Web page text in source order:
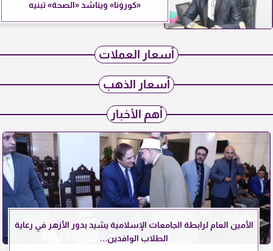
«كورونا» ويناشد «الصحة» تبنيه
أسعار العملات
أسعار الذهب
أهم الأخبار
الأمين العام لرابطة الجامعات الإسلامية يشيد بدور الأزهر في رعاية
الطلاب الوافدين...